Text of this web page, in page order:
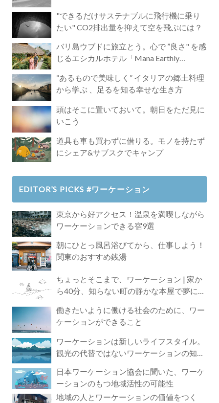
"できるだけサステナブルに飛行機に乗り
たい" CO2排出量を抑えて空を飛ぶには？
バリ島ウブドに旅立とう。心で ”良さ" を感
じるエシカルホテル「Mana Earthly
“あるもので美味しく” イタリアの郷土料理
から学ぶ 、足るを知る幸せな生き方
頭はそこに置いておいて。朝日をただ見に
いこう
道具も車も買わずに借りる。モノを持たず
にシェア&サブスクでキャンプ
EDITOR’S PICKS #ワーケーション
東京から好アクセス！温泉を満喫しながら
ワーケーションできる宿9選
朝にひとっ風呂浴びてから、仕事しよう！
関東のおすすめ銭湯
ちょっとそこまで、ワーケーション | 家か
ら40分、知らない町の静かな本屋で夢に近
働きたいように働ける社会のために、ワー
ケーションができること
ワーケーションは新しいライフスタイル。
観光の代替ではないワーケーションの知ら
日本ワーケーション協会に聞いた、ワーケ
ーションのもつ地域活性の可能性
地域の人とワーケーションの価値をつく